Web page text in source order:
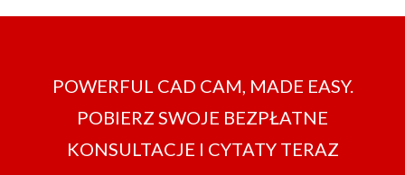
POWERFUL CAD CAM, MADE EASY.
POBIERZ SWOJE BEZPŁATNE
KONSULTACJE I CYTATY TERAZ